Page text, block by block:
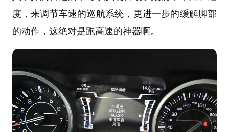
度，来调节车速的巡航系统，更进一步的缓解脚部
的动作，这绝对是跑高速的神器啊。